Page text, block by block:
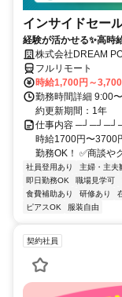
インサイドセー
経験が活かせる✨高時
株式会社DREAM
フルリモート
時給1,700円～
勤務時間詳細 9:00
約更新期間：1年
仕事内容
時給1700円〜3700
勤務OK！ ✅商談や
社員登用あり 主婦・主夫
即日勤務OK
職場見学可
食費補助あり
研修あり
ピアスOK
服装自由
契約社員